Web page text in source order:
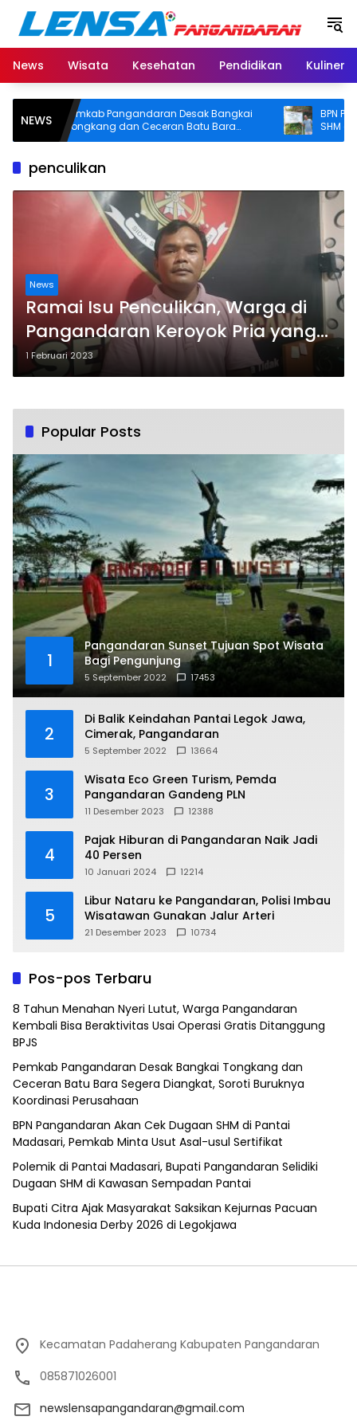
Langsung
konten
News
Wisata Kesehatan Pendidikan Kuliner
NEWSPemkab Pangandaran Desak Bangkai
Tongkang dan Ceceran Batu Bara
Segera Diangkat, Soroti Buruknya
BPN
SHM di
Usut Asal-
penculikan
News
Ramai Isu Penculikan, Warga di
Pangandaran Keroyok Pria yang
Diduga Depresi, Kasat Reskrim:
Masyarakat Jangan Termakan
Kabar Hoaks
1 Februari 2023
Popular Posts
1
Pangandaran Sunset Tujuan Spot Wisata
Bagi Pengunjung
5 September 2022 17453
2
Di Balik Keindahan Pantai Legok Jawa,
Cimerak, Pangandaran
5 September 2022 13664
3
Wisata Eco Green Turism, Pemda
Pangandaran Gandeng PLN
11 Desember 2023 12388
4
Pajak Hiburan di Pangandaran Naik Jadi
40 Persen
10 Januari 2024 12214
5
Libur Nataru ke Pangandaran, Polisi Imbau
Wisatawan Gunakan Jalur Arteri
21 Desember 2023 10734
Pos-pos Terbaru
8 Tahun Menahan Nyeri Lutut, Warga Pangandaran
Kembali Bisa Beraktivitas Usai Operasi Gratis Ditanggung
BPJS
Pemkab Pangandaran Desak Bangkai Tongkang dan
Ceceran Batu Bara Segera Diangkat, Soroti Buruknya
Koordinasi Perusahaan
BPN Pangandaran Akan Cek Dugaan SHM di Pantai
Madasari, Pemkab Minta Usut Asal-usul Sertifikat
Polemik di Pantai Madasari, Bupati Pangandaran Selidiki
Dugaan SHM di Kawasan Sempadan Pantai
Bupati Citra Ajak Masyarakat Saksikan Kejurnas Pacuan
Kuda Indonesia Derby 2026 di Legokjawa
Kecamatan Padaherang Kabupaten Pangandaran
085871026001
newslensapangandaran@gmail.com